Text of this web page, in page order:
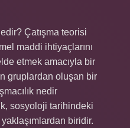
Çatışma teorisi
maddi ihtiyaçlarını
etmek amacıyla bir
gruplardan oluşan bir
nedir
sosyoloji tarihindeki
biridir.